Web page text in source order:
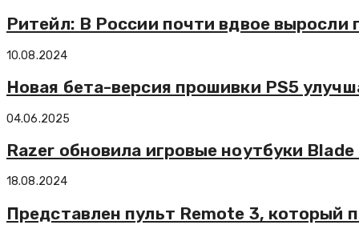
Ритейл: В России почти вдвое
10.08.2024
Новая бета-версия прошивки PS5
04.06.2025
Razer обновила игровые ноутбуки
18.08.2024
Представлен пульт Remote 3, который